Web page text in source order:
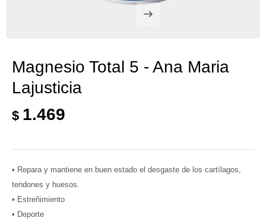
Magnesio Total 5 - Ana Maria
Lajusticia
$ 1.469
• Repara y mantiene en buen estado el desgaste de los cartílagos,
tendones y huesos.
• Estreñimiento
• Deporte